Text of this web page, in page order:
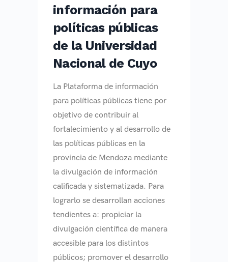
información para
políticas públicas
de la Universidad
Nacional de Cuyo
La Plataforma de información
para políticas públicas tiene por
objetivo de contribuir al
fortalecimiento y al desarrollo de
las políticas públicas en la
provincia de Mendoza mediante
la divulgación de información
calificada y sistematizada. Para
lograrlo se desarrollan acciones
tendientes a: propiciar la
divulgación científica de manera
accesible para los distintos
públicos; promover el desarrollo